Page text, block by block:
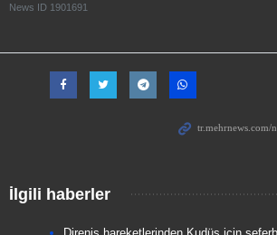
News ID 1901691
İlgili haberler